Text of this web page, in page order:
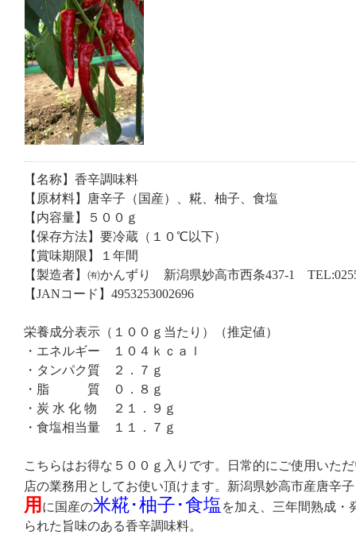
【名称】香辛調味料
【原材料】唐辛子（国産）、糀、柚子、食塩
【内容量】５００ｇ
【保存方法】要冷蔵（１０℃以下）
【賞味期限】１年間
【製造者】㈲かんずり 新潟県妙高市西条437-1
【JANコード】4953253002696
栄養成分表示（１００ｇ当たり）（推定値）
・エネルギー １０４ｋｃａｌ
・タンパク質 ２．７ｇ
・脂 質 ０．８ｇ
・炭 水 化 物 ２１．９ｇ
・食塩相当量 １１．７ｇ
こちらはお得な５００ｇ入りです。日常的にご使用いた
店の業務用としてお使い頂けます。新潟県妙高市産唐辛子
用 に国産の米糀･柚子･食塩 を加え、三年間熟成・
られた旨味のある香辛調味料。